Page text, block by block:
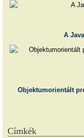
A
Objektumorientált
Címkék